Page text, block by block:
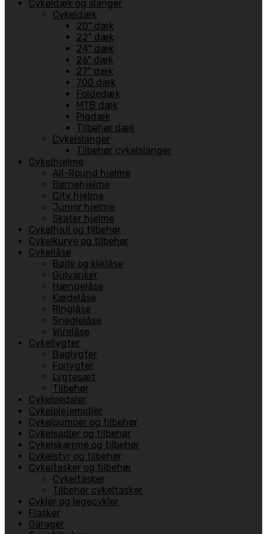
Cykeldæk og slanger
Cykeldæk
20" dæk
22" dæk
24" dæk
26" dæk
27" dæk
700 dæk
Foldedæk
MTB dæk
Pigdæk
Tilbehør dæk
Cykelslanger
Tilbehør cykelslanger
Cykelhjelme
All-Round hjelme
Børnehjelme
City hjelme
Junior hjelme
Skater hjelme
Cykelhjul og tilbehør
Cykelkurve og tilbehør
Cykellåse
Bøjle og kliklåse
Gulvanker
Hængelåse
Kædelåse
Ringlåse
Sneglelåse
Wirelåse
Cykellygter
Baglygter
Forlygter
Lygtesæt
Tilbehør
Cykelpedaler
Cykelplejemidler
Cykelpumper og tilbehør
Cykelsadler og tilbehør
Cykelskærme og tilbehør
Cykelstyr og tilbehør
Cykeltasker og tilbehør
Cykeltasker
Tilbehør cykeltasker
Cykler og legecykler
Flasker
Garager